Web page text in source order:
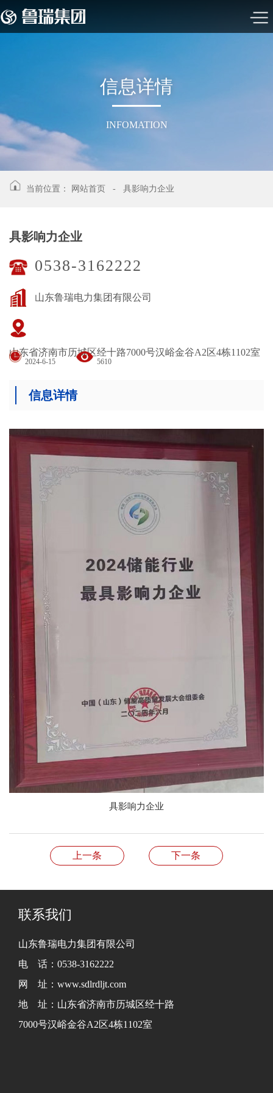
信息详情
INFOMATION
当前位置： 网站首页 - 具影响力企业
具影响力企业
0538-3162222
山东鲁瑞电力集团有限公司
山东省济南市历城区经十路7000号汉峪金谷A2区4栋1102室
2024-6-15 5610
信息详情
具影响力企业
上一条 下一条
联系我们
山东鲁瑞电力集团有限公司
电 话：0538-3162222
网 址：www.sdlrdljt.com
地 址：山东省济南市历城区经十路
7000号汉峪金谷A2区4栋1102室